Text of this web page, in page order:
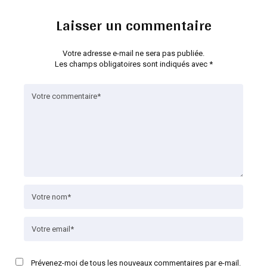
Laisser un commentaire
Votre adresse e-mail ne sera pas publiée.
Les champs obligatoires sont indiqués avec *
Prévenez-moi de tous les nouveaux commentaires par e-mail.